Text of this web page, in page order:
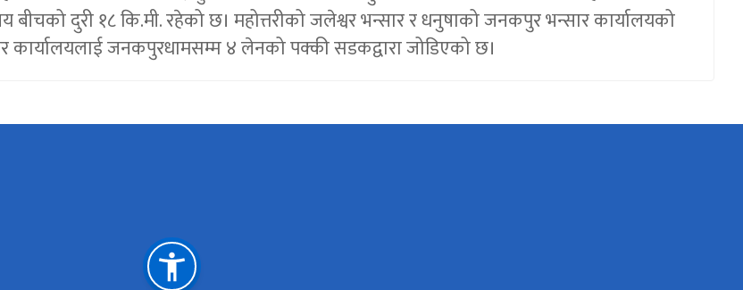
बीचको दुरी १८ कि.मी. रहेको छ। महोत्तरीको जलेश्वर भन्सार र धनुषाको जनकपुर भन्सार कार्यालयको
जनकपुरधामसम्म ४ लेनको पक्की सडकद्वारा जोडिएको छ।